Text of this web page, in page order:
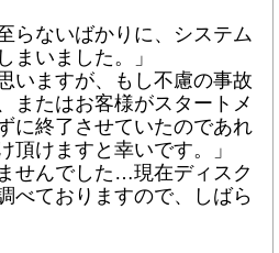
らないばかりに、システム
まいました。」
いますが、もし不慮の事故
またはお客様がスタートメ
に終了させていたのであれ
頂けますと幸いです。」
せんでした…現在ディスク
べておりますので、しばら